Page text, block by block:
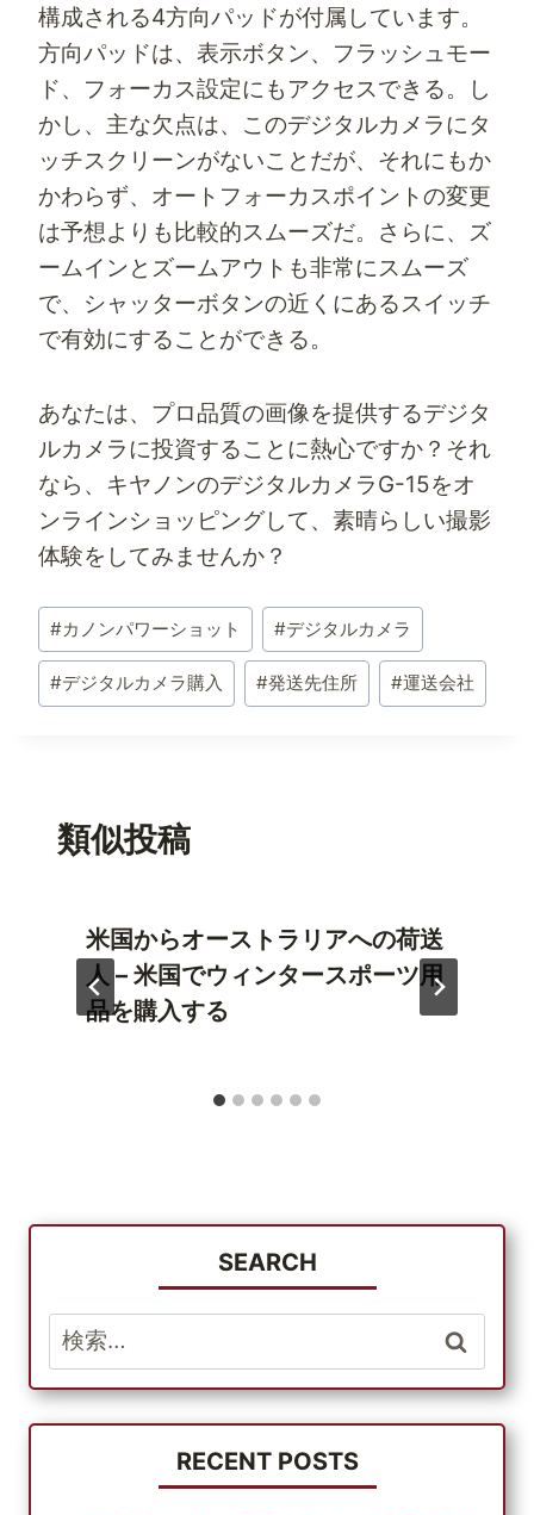
構成される4方向パッドが付属しています。
方向パッドは、表示ボタン、フラッシュモー
ド、フォーカス設定にもアクセスできる。し
かし、主な欠点は、このデジタルカメラにタ
ッチスクリーンがないことだが、それにもか
かわらず、オートフォーカスポイントの変更
は予想よりも比較的スムーズだ。さらに、ズ
ームインとズームアウトも非常にスムーズ
で、シャッターボタンの近くにあるスイッチ
で有効にすることができる。
あなたは、プロ品質の画像を提供するデジタ
ルカメラに投資することに熱心ですか？それ
なら、キヤノンのデジタルカメラG-15をオ
ンラインショッピングして、素晴らしい撮影
体験をしてみませんか？
投
稿
タ
#カノンパワーショット #デジタルカメラ
#デジタルカメラ購入 #発送先住所 #運送会社
類似投稿
米国からオーストラリアへの荷送
人 – 米国でウィンタースポーツ用
品を購入する
SEARCH
検
索:
RECENT POSTS